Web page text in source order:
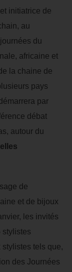
initiatrice de
au
du
africaine et
la chaine de
pays
par
débat
autour du
de
et de bijoux
les invités
stylistes
tels que,
des Journées